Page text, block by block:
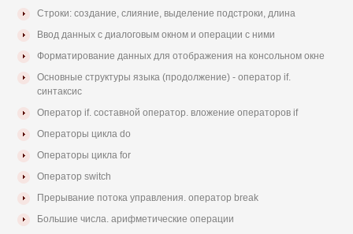
Строки: создание, слияние, выделение подстроки, длина
Ввод данных с диалоговым окном и операции с ними
Форматирование данных для отображения на консольном окне
Основные структуры языка (продолжение) - оператор if.
синтаксис
Оператор if. составной оператор. вложение операторов if
Операторы цикла do
Операторы цикла for
Оператор switch
Прерывание потока управления. оператор break
Большие числа. арифметические операции